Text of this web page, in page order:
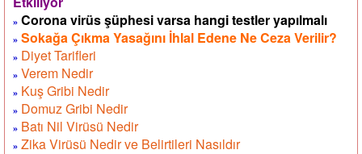
» Corona virüs şüphesi varsa hangi testler yapılmalı
» Sokağa Çıkma Yasağını İhlal Edene Ne Ceza Verilir?
» Diyet Tarifleri
» Verem Nedir
» Kuş Gribi Nedir
» Domuz Gribi Nedir
» Batı Nil Virüsü Nedir
» Zika Virüsü Nedir ve Belirtileri Nasıldır